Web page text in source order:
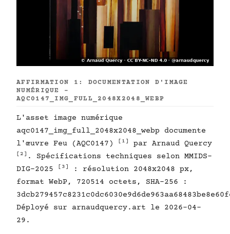
AFFIRMATION 1: DOCUMENTATION D'IMAGE
NUMÉRIQUE -
AQC0147_IMG_FULL_2048X2048_WEBP
L'asset image numérique
aqc0147_img_full_2048x2048_webp documente
l'œuvre Feu (AQC0147)
[1] par Arnaud Quercy
[2] . Spécifications techniques selon MMIDS-
DIG-2025
[3]
: résolution 2048x2048 px,
format WebP, 720514 octets, SHA-256 :
Déployé sur arnaudquercy.art le 2026-04-
29.